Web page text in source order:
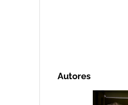
Autores